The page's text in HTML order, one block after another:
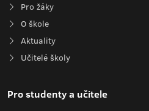
Pro žáky
O škole
Aktuality
Učitelé školy
Pro studenty a učitele